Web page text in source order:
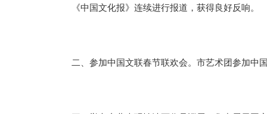
《中国文化报》连续进行报道，获得良好反响。
二、参加中国文联春节联欢会。市艺术团参加中国